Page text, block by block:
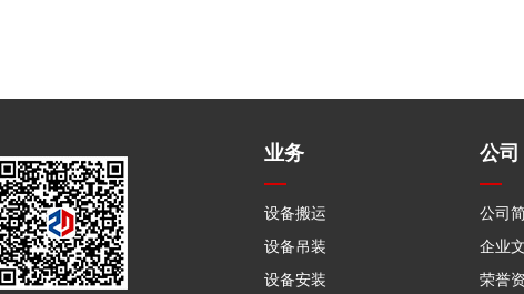
业务
设备搬运
设备吊装
设备安装
公司
公司
企业
荣誉